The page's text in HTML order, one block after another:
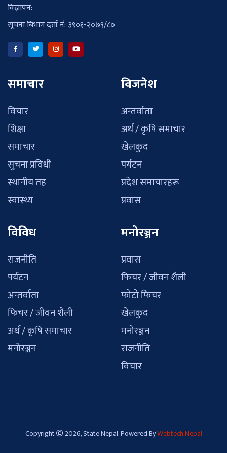
विज्ञापन:
सूचना बिभाग दर्ता नं: ३९०१-२०७९/८०
समाचार
विचार
शिक्षा
समाचार
सुचना प्रविधी
स्थानीय तह
स्वास्थ्य
विजनेश
अन्तर्वाता
अर्थ / कृषि समाचार
खेलकुद
पर्यटन
प्रदेश समाचारहरू
प्रवास
विविध
राजनीति
पर्यटन
अन्तर्वाता
फिचर / जीवन शैली
अर्थ / कृषि समाचार
मनोरञ्जन
मनोरञ्जन
प्रवास
फिचर / जीवन शैली
फोटो फिचर
खेलकुद
मनोरञ्जन
राजनीति
विचार
Copyright 2026, State Nepal. Powered ByWebtech Nepal